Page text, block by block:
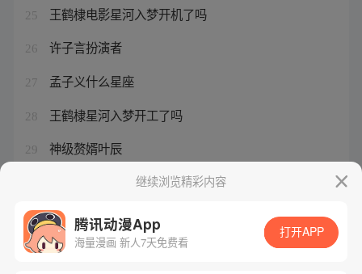
25 王鹤棣电影星河入梦开机了吗
26 许子言扮演者
27 孟子义什么星座
28 王鹤棣星河入梦开工了吗
29 神级赘婿叶辰
许子言的真命叫什么名字继续浏览精彩内容
腾讯动漫App
海量漫画 新人7天免费看
打开APP